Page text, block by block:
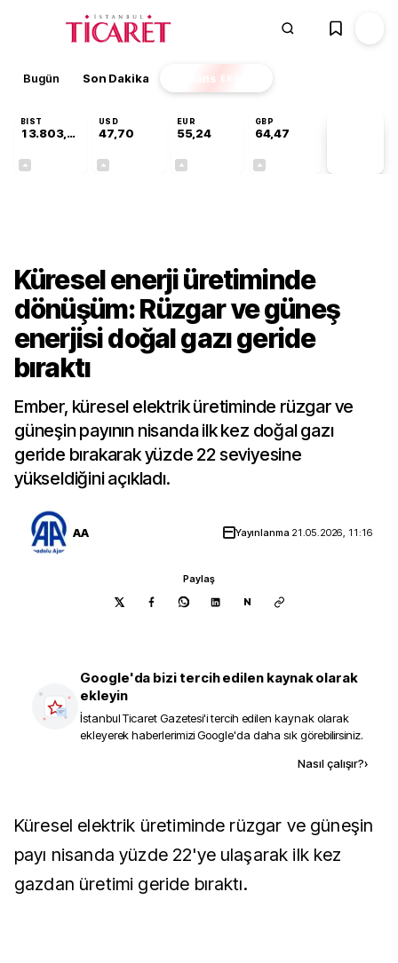
Bugün Son Dakika Finans EKSTRA
BIST
13.803,11
USD
47,70
EUR
55,24
GBP
64,47
Küresel enerji üretiminde
dönüşüm: Rüzgar ve güneş
enerjisi doğal gazı geride
bıraktı
Ember, küresel elektrik üretiminde rüzgar ve
güneşin payının nisanda ilk kez doğal gazı
geride bırakarak yüzde 22 seviyesine
yükseldiğini açıkladı.
AA Yayınlanma 21.05.2026, 11:16
Paylaş
N
Google'da bizi tercih edilen kaynak olarak
ekleyin
İstanbul Ticaret Gazetesi'i tercih edilen kaynak olarak
ekleyerek haberlerimizi Google'da daha sık görebilirsiniz.
Nasıl çalışır?›
Küresel elektrik üretiminde rüzgar ve güneşin
payı nisanda yüzde 22'ye ulaşarak ilk kez
gazdan üretimi geride bıraktı.